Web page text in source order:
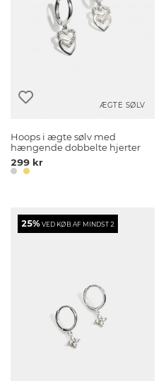
ÆGTE SØLV
Hoops i ægte sølv med
hængende dobbelte hjerter
299 kr
25%VED KØB AF MINDST 2